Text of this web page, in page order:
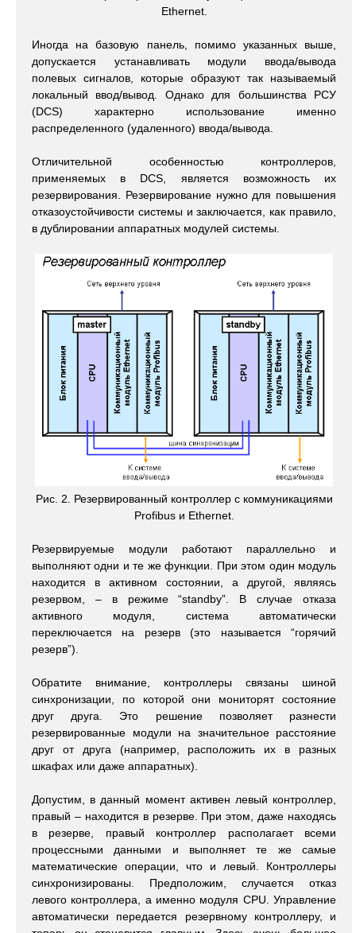
Ethernet.
Иногда на базовую панель, помимо указанных выше,
допускается устанавливать модули ввода/вывода
полевых сигналов, которые образуют так называемый
локальный ввод/вывод. Однако для большинства РСУ
(DCS) характерно использование именно
распределенного (удаленного) ввода/вывода.
Отличительной особенностью контроллеров,
применяемых в DCS, является возможность их
резервирования. Резервирование нужно для повышения
отказоустойчивости системы и заключается, как правило,
в дублировании аппаратных модулей системы.
Рис. 2. Резервированный контроллер с коммуникациями
Profibus и Ethernet.
Резервируемые модули работают параллельно и
выполняют одни и те же функции. При этом один модуль
находится в активном состоянии, а другой, являясь
резервом, – в режиме “standby”. В случае отказа
активного модуля, система автоматически
переключается на резерв (это называется “горячий
резерв”).
Обратите внимание, контроллеры связаны шиной
синхронизации, по которой они мониторят состояние
друг друга. Это решение позволяет разнести
резервированные модули на значительное расстояние
друг от друга (например, расположить их в разных
шкафах или даже аппаратных).
Допустим, в данный момент активен левый контроллер,
правый – находится в резерве. При этом, даже находясь
в резерве, правый контроллер располагает всеми
процессными данными и выполняет те же самые
математические операции, что и левый. Контроллеры
синхронизированы. Предположим, случается отказ
левого контроллера, а именно модуля CPU. Управление
автоматически передается резервному контроллеру, и